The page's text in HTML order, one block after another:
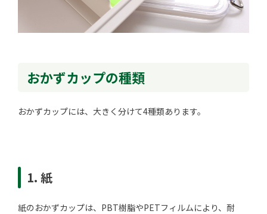
おかずカップの種類
おかずカップには、大きく分けて4種類あります。
1. 紙
紙のおかずカップは、PBT樹脂やPETフィルムにより、耐